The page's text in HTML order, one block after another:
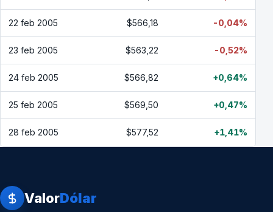
22 feb 2005 $566,18 -0,04%
23 feb 2005 $563,22 -0,52%
24 feb 2005 $566,82 +0,64%
25 feb 2005 $569,50 +0,47%
28 feb 2005 $577,52 +1,41%
ValorDólar